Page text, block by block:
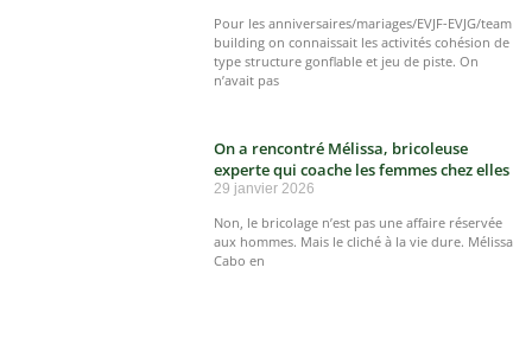
Pour les anniversaires/mariages/EVJF-EVJG/team
building on connaissait les activités cohésion de
type structure gonflable et jeu de piste. On
n’avait pas
On a rencontré Mélissa, bricoleuse
experte qui coache les femmes chez elles
29 janvier 2026
Non, le bricolage n’est pas une affaire réservée
aux hommes. Mais le cliché à la vie dure. Mélissa
Cabo en